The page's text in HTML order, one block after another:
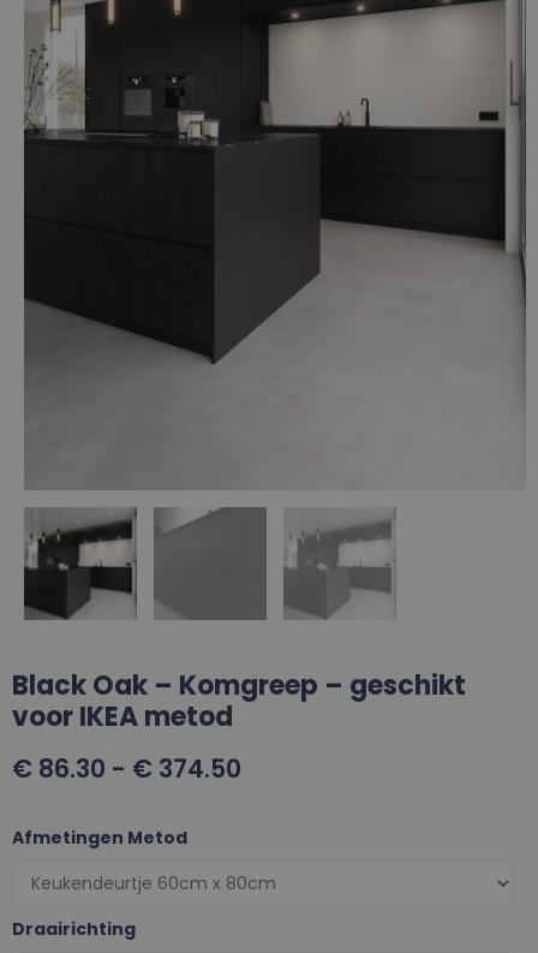
Black Oak – Komgreep – geschikt
voor IKEA metod
€ 86.30 - € 374.50
Afmetingen Metod
Draairichting